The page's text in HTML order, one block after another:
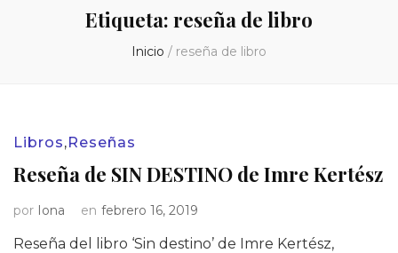
Etiqueta: reseña de libro
Inicio / reseña de libro
Libros,Reseñas
Reseña de SIN DESTINO de Imre Kertész
por Iona en febrero 16, 2019
Reseña del libro ‘Sin destino’ de Imre Kertész,